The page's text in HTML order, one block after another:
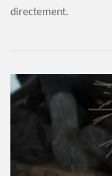
directement.